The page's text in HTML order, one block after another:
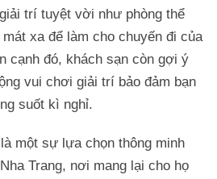
trí tuyệt vời như phòng thể
xa để làm cho chuyến đi của
cạnh đó, khách sạn còn gợi ý
vui chơi giải trí bảo đảm bạn
suốt kì nghỉ.
một sự lựa chọn thông minh
Trang, nơi mang lại cho họ